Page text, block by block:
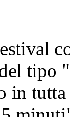
tipo
in